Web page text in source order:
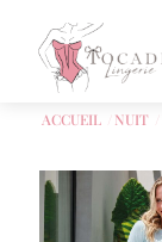
ACCUEIL NUIT